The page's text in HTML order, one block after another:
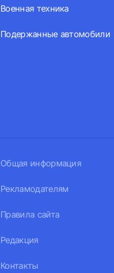
Военная техника
Подержанные автомобили
Общая информация
Рекламодателям
Правила сайта
Редакция
Контакты